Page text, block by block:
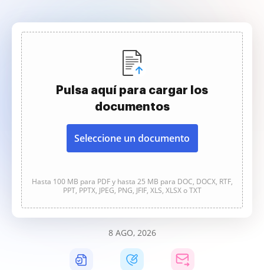
Pulsa aquí para cargar los
documentos
Seleccione un documento
Hasta 100 MB para PDF y hasta 25 MB para DOC, DOCX, RTF,
PPT, PPTX, JPEG, PNG, JFIF, XLS, XLSX o TXT
8 AGO, 2026